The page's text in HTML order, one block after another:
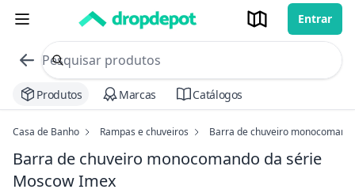
Entrar
commerce search no header
Procurar
Produtos Marcas Catálogos
Casa de Banho Rampas e chuveiros Barra de chuveiro
Barra de chuveiro monocomando da série
Moscow Imex